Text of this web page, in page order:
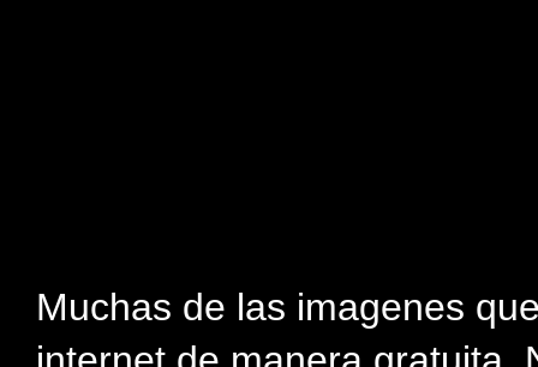
Muchas de las imagenes